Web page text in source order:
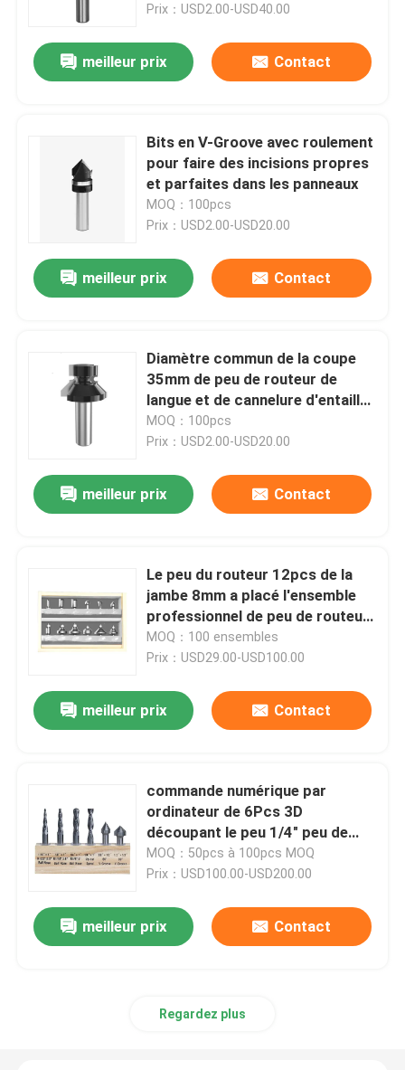
Produits
Visite d'usine
Contactez-nous
Bit de routeur droit
Prix：USD2.00-USD40.00
meilleur prix Contact
Bits en V-Groove avec roulement
pour faire des incisions propres
et parfaites dans les panneaux
MOQ：100pcs
Prix：USD2.00-USD20.00
meilleur prix Contact
Diamètre commun de la coupe
35mm de peu de routeur de
langue et de cannelure d'entaille
en V de 45 degrés
MOQ：100pcs
Prix：USD2.00-USD20.00
meilleur prix Contact
Le peu du routeur 12pcs de la
jambe 8mm a placé l'ensemble
professionnel de peu de routeur
de travailleur du bois
MOQ：100 ensembles
Prix：USD29.00-USD100.00
meilleur prix Contact
commande numérique par
ordinateur de 6Pcs 3D
découpant le peu 1/4" peu de
perceuse de découpage de
jambe et de gravure en bois
MOQ：50pcs à 100pcs MOQ
Prix：USD100.00-USD200.00
meilleur prix Contact
Regardez plus